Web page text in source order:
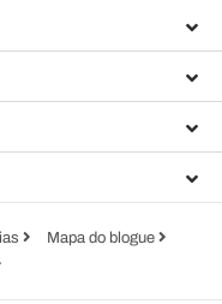
Mapa do blogue